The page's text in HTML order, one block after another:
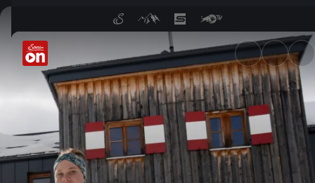
Kim acha - Tirols